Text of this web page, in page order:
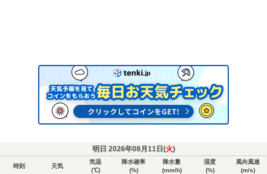
明日 2026年08月11日(火)
時刻 天気
気温
(℃)
降水確率
(%)
降水量
(mm/h)
湿度
(%)
風向風速
(m/s)